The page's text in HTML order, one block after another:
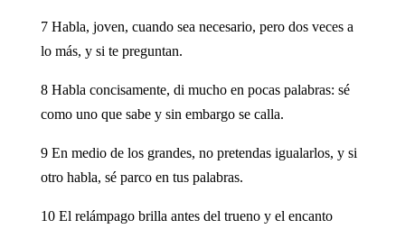
7 Habla, joven, cuando sea necesario, pero dos veces a
lo más, y si te preguntan.
8 Habla concisamente, di mucho en pocas palabras: sé
como uno que sabe y sin embargo se calla.
9 En medio de los grandes, no pretendas igualarlos, y si
otro habla, sé parco en tus palabras.
10 El relámpago brilla antes del trueno y el encanto